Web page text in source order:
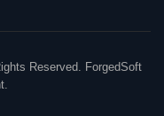
Reserved. ForgedSoft